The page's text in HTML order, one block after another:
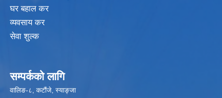
घर बहाल कर
व्यवसाय कर
सेवा शुल्क
सम्पर्कको लागि
वालिङ-८, कटौंजे, स्याङ्जा